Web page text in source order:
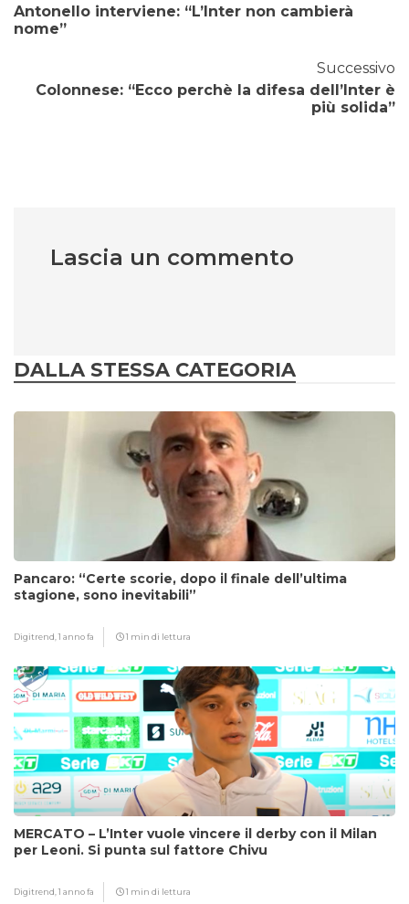
Antonello interviene: “L’Inter non cambierà
nome”
Successivo
Colonnese: “Ecco perchè la difesa dell’Inter è
più solida”
Lascia un commento
DALLA STESSA CATEGORIA
Pancaro: “Certe scorie, dopo il finale dell’ultima
stagione, sono inevitabili”
Digitrend,1 anno fa 1 min di lettura
MERCATO – L’Inter vuole vincere il derby con il Milan
per Leoni. Si punta sul fattore Chivu
Digitrend,1 anno fa 1 min di lettura